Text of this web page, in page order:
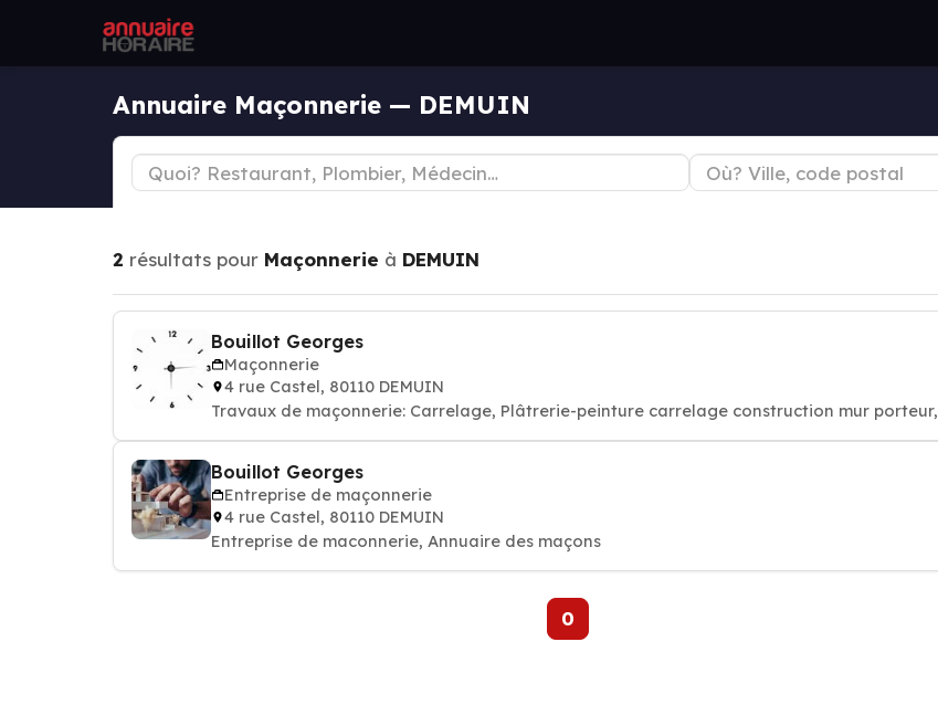
Annuaire Maçonnerie — DEMUIN
2 résultats pour Maçonnerie à DEMUIN
Bouillot Georges
Maçonnerie
4 rue Castel, 80110 DEMUIN
Travaux de maçonnerie: Carrelage, Plâtrerie-peinture carrelage construction mur porteur,
Bouillot Georges
Entreprise de maçonnerie
4 rue Castel, 80110 DEMUIN
Entreprise de maconnerie, Annuaire des maçons
0